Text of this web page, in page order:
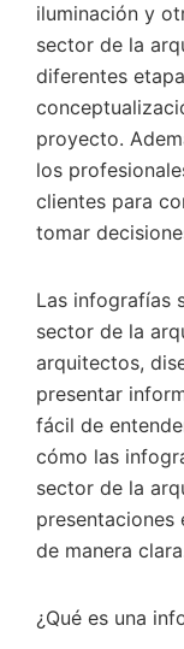
iluminación y
sector de la
diferentes
proyecto.
los
clientes para
tomar
Las infografías
sector de la
arquitectos,
presentar
fácil de
cómo las
sector de la
de manera
¿Qué es una